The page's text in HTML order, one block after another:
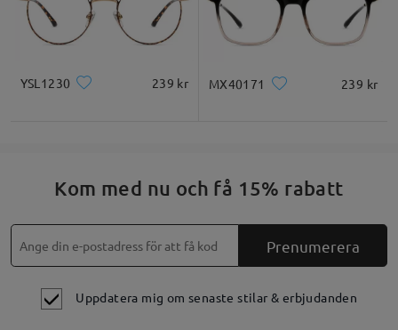
YSL1230 239 kr MX40171 239 kr
Kom med nu och få 15% rabatt
Prenumerera
Uppdatera mig om senaste stilar & erbjudanden